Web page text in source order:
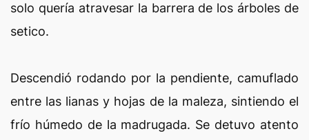
solo quería atravesar la barrera de los árboles de
setico.
Descendió rodando por la pendiente, camuflado
entre las lianas y hojas de la maleza, sintiendo el
frío húmedo de la madrugada. Se detuvo atento